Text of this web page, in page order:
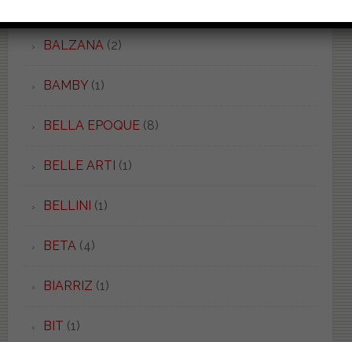
BALZANA(2)
BAMBY(1)
BELLA EPOQUE(8)
BELLE ARTI (1)
BELLINI (1)
BETA(4)
BIARRIZ (1)
BIT (1)